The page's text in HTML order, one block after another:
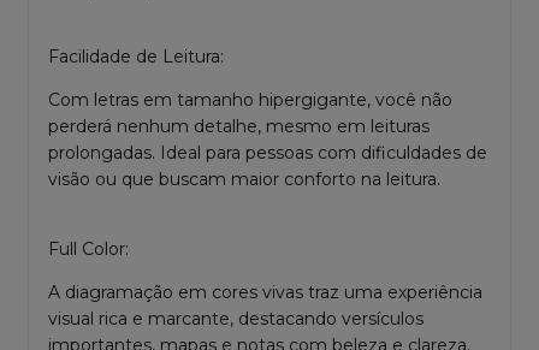
Facilidade de Leitura:
Com letras em tamanho hipergigante, você não
perderá nenhum detalhe, mesmo em leituras
prolongadas. Ideal para pessoas com dificuldades de
visão ou que buscam maior conforto na leitura.
Full Color:
A diagramação em cores vivas traz uma experiência
visual rica e marcante, destacando versículos
importantes, mapas e notas com beleza e clareza.